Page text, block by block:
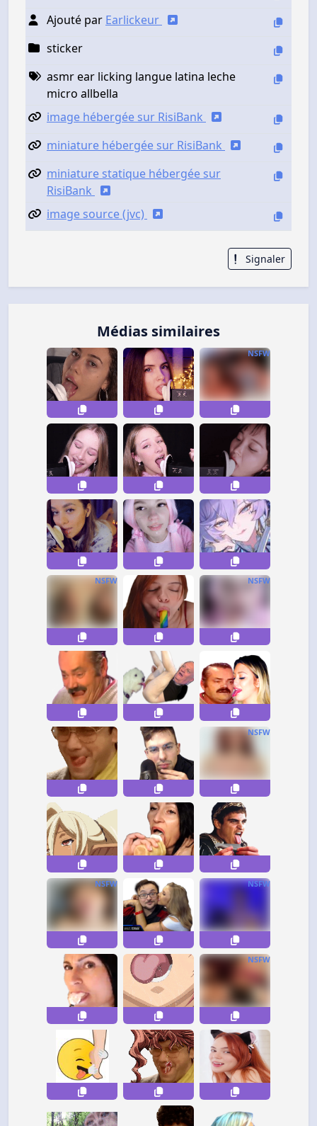
Ajouté par Earlickeur
sticker
asmr ear licking langue latina leche
micro allbella
image hébergée sur RisiBank
miniature hébergée sur RisiBank
miniature statique hébergée sur
RisiBank
image source (jvc)
Signaler
Médias similaires
NSFW
NSFW NSFW
NSFW
NSFW NSFW
NSFW